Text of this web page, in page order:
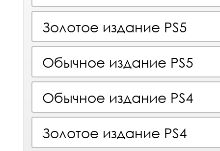
Золотое издание PS5
Обычное издание PS5
Обычное издание PS4
Золотое издание PS4